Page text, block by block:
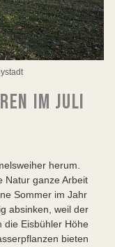
IM JULI
herum.
Natur ganze Arbeit
Sommer im Jahr
absinken, weil der
die Eisbühler Höhe
bieten